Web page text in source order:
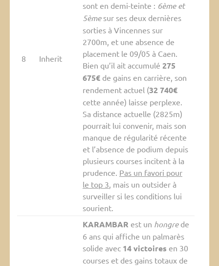
8 Inherit
sont en demi-teinte : 6ème et
5èmesur ses deux dernières
sorties à Vincennes sur
2700m, et une absence de
placement le 09/05 à Caen.
Bien qu’il ait accumulé 275
675€de gains en carrière, son
rendement actuel (32 740€
cette année) laisse perplexe.
Sa distance actuelle (2825m)
pourrait lui convenir, mais son
manque de régularité récente
et l’absence de podium depuis
plusieurs courses incitent à la
prudence. Pas un favori pour
le top 3, mais un outsider à
surveiller si les conditions lui
sourient.
KARAMBAR est un hongrede
6 ans qui affiche un palmarès
solide avec 14 victoires en 30
courses et des gains totaux de